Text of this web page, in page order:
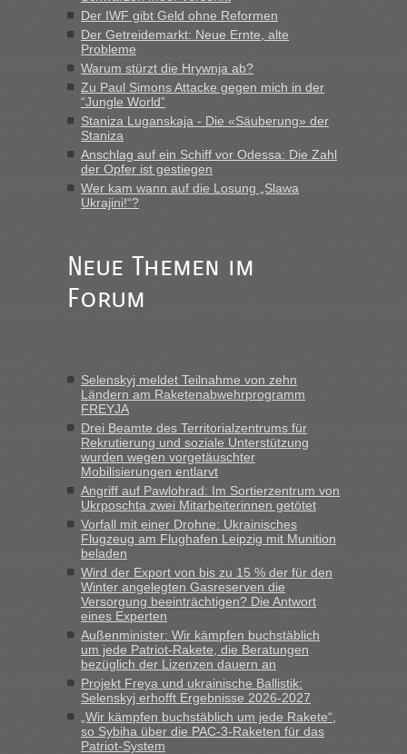
gebrauchter Kleidung beim Zoll
„Vielen Dank, mit einem Briefchen meiner Frau im Gepäck
gab es keine Probleme“
in Recht, Visa und Dokumente • Re: Seit Anfang
des Jahres haben die Zollbeamten Verstöße im Wert von
fast 11 Milliarden aufgedeckt
„Am besten wäre natürlich, wenn die Frau mit dabei ist.
Alleinreisende Männer stehen schließlich immer unter
Verdacht.“
Milliarden aufgedeckt
„Kein Zoll. Du musst an sich nur sagen dass das privat ist
und du nicht damit handeln willst. So lange das nicht
gebrauchter Kleidung beim Zoll
„Hallo Leute, ich weiß nicht, ob ich hier richtig bin mit meiner
Anfrage. Ich möchte 4 Umzugskartons mit gebrauchter
Straßen Kleidung bei der Einreise in die Ukraine
mitnehmen. Es ist gebrauchte Kleidung...“
Berichte und Reisetipps • Re: An welchem
Grenzübergang zwischen Polen und der Ukraine geht es am
schnellsten?
„Wir sind mit unserem Wohnmobil, wie geplant am Montag
15.6. in Krakovets rüber. Sehr zeitig los gegen 5 Uhr in der
Früh. Mit sehr sehr wenig Verkehr, super bis zur Grenze. Nur
8 PKW vor der Schranke....“
Berichte und Reisetipps • Re: An welchem
Grenzübergang zwischen Polen und der Ukraine geht es am
schnellsten?
„Gestern 6 Stunden warten vor der Grenze Richtung Polen
in Krakowez mit dem Kleinbus. Abfertigung ging dann
schnell da auch Passagiere mit EU-Pass dabei waren“
Der IWF gibt Geld ohne Reformen
Der Getreidemarkt: Neue Ernte, alte
Probleme
Warum stürzt die Hrywnja ab?
Zu Paul Simons Attacke gegen mich in der
“Jungle World”
Staniza Luganskaja - Die «Säuberung» der
Staniza
Anschlag auf ein Schiff vor Odessa: Die Zahl
der Opfer ist gestiegen
Wer kam wann auf die Losung „Slawa
Ukrajini!“?
Neue Themen im
Forum
Selenskyj meldet Teilnahme von zehn
Ländern am Raketenabwehrprogramm
FREYJA
Drei Beamte des Territorialzentrums für
Rekrutierung und soziale Unterstützung
wurden wegen vorgetäuschter
Mobilisierungen entlarvt
Angriff auf Pawlohrad: Im Sortierzentrum von
Ukrposchta zwei Mitarbeiterinnen getötet
Vorfall mit einer Drohne: Ukrainisches
Flugzeug am Flughafen Leipzig mit Munition
beladen
Wird der Export von bis zu 15 % der für den
Winter angelegten Gasreserven die
Versorgung beeinträchtigen? Die Antwort
eines Experten
Außenminister: Wir kämpfen buchstäblich
um jede Patriot-Rakete, die Beratungen
bezüglich der Lizenzen dauern an
Projekt Freya und ukrainische Ballistik:
Selenskyj erhofft Ergebnisse 2026-2027
„Wir kämpfen buchstäblich um jede Rakete“,
so Sybiha über die PAC-3-Raketen für das
Patriot-System